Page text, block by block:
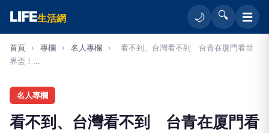
LIFE生活網 🌙 🔍 ☰
首頁 › 專欄 › 名人專欄 ›
看不到、台灣看不到 台青在厦門看世
界盃！...
名人專欄
看不到、台灣看不到 台青在厦門看